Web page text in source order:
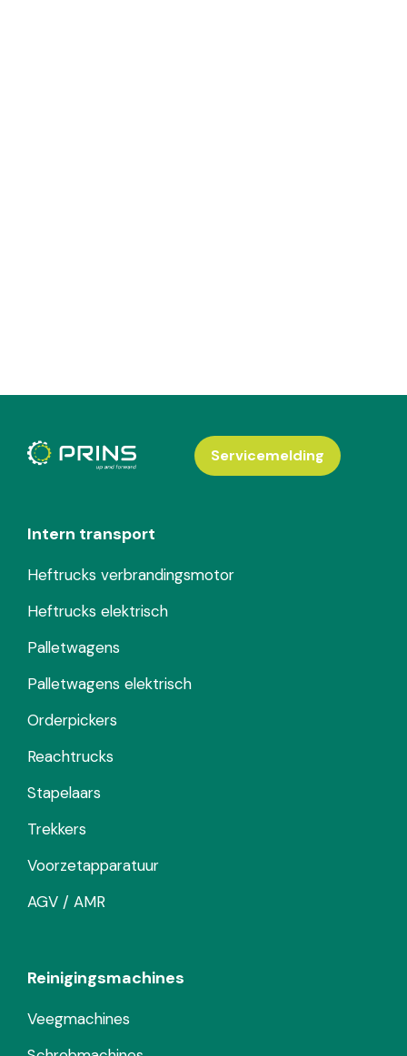
Intern transport
Heftrucks verbrandingsmotor
Heftrucks elektrisch
Palletwagens
Palletwagens elektrisch
Orderpickers
Reachtrucks
Stapelaars
Trekkers
Voorzetapparatuur
AGV / AMR
Reinigingsmachines
Veegmachines
Servicemelding